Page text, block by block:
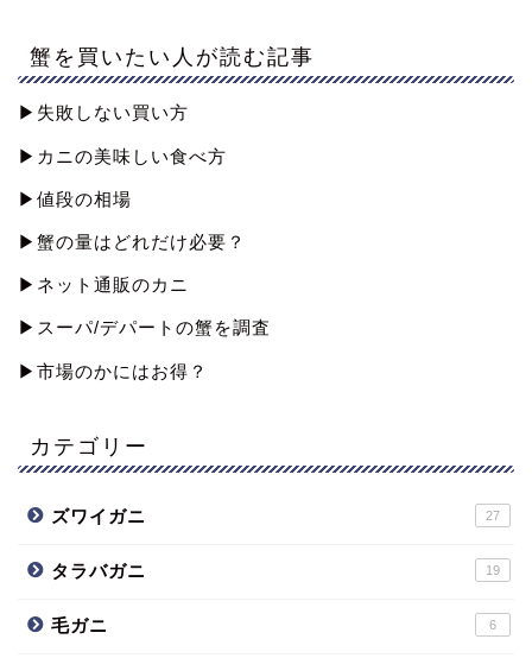
蟹を買いたい人が読む記事
▶︎失敗しない買い方
▶︎カニの美味しい食べ方
▶︎値段の相場
▶︎蟹の量はどれだけ必要？
▶︎ネット通販のカニ
▶︎スーパ/デパートの蟹を調査
▶︎市場のかにはお得？
カテゴリー
ズワイガニ 27
タラバガニ 19
毛ガニ 6